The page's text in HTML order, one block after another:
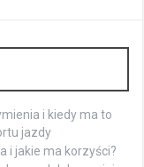
i kiedy ma to
jazdy
i jakie ma korzyści?